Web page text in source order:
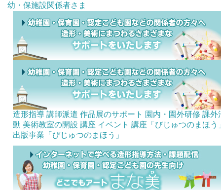
幼・保施設関係者さま
造形指導 講師派遣 作品展のサポート 園内・園外研修 課外
動 美術教室の開設 講座 イベント 講座「びじゅつのまほう
出版事業「びじゅつのまほう」